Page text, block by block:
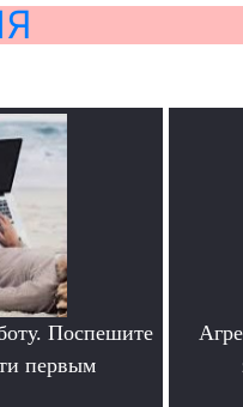
Поспешите
первым